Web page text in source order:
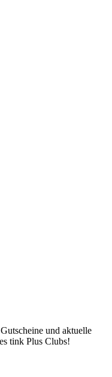
und aktuelle
tink Plus Clubs!